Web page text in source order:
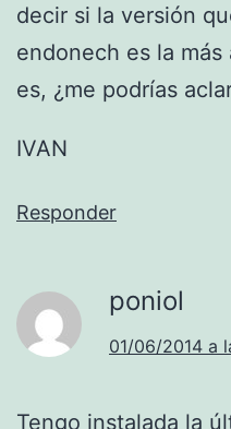
decir si la versión
endonech es la
es, ¿me podrías
IVAN
Responder
poniol
01/06/2014 a
Tengo instalada la